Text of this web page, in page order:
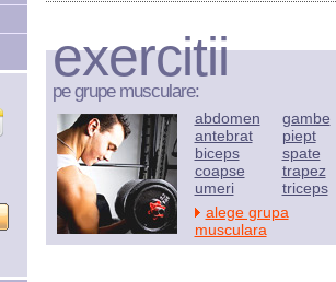
exercitii
pe grupe musculare:
abdomen
antebrat
biceps
coapse
umeri
gambe
piept
spate
trapez
triceps
alege grupa
musculara